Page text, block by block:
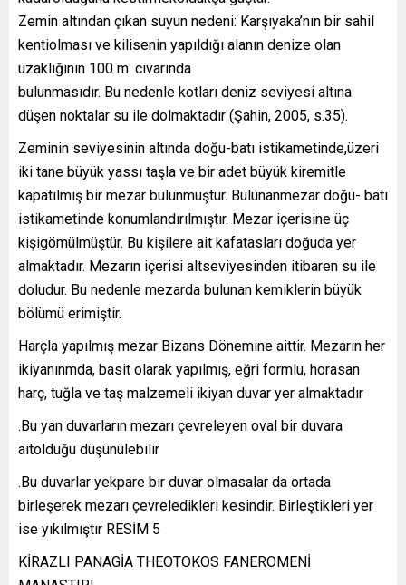
Zemin altından çıkan suyun nedeni: Karşıyaka’nın bir sahil
kentiolması ve kilisenin yapıldığı alanın denize olan
uzaklığının 100 m. civarında
bulunmasıdır. Bu nedenle kotları deniz seviyesi altına
düşen noktalar su ile dolmaktadır (Şahin, 2005, s.35).
Zeminin seviyesinin altında doğu-batı istikametinde,üzeri
iki tane büyük yassı taşla ve bir adet büyük kiremitle
kapatılmış bir mezar bulunmuştur. Bulunanmezar doğu- batı
istikametinde konumlandırılmıştır. Mezar içerisine üç
kişigömülmüştür. Bu kişilere ait kafatasları doğuda yer
almaktadır. Mezarın içerisi altseviyesinden itibaren su ile
doludur. Bu nedenle mezarda bulunan kemiklerin büyük
bölümü erimiştir.
Harçla yapılmış mezar Bizans Dönemine aittir. Mezarın her
ikiyanınmda, basit olarak yapılmış, eğri formlu, horasan
harç, tuğla ve taş malzemeli ikiyan duvar yer almaktadır
.Bu yan duvarların mezarı çevreleyen oval bir duvara
aitolduğu düşünülebilir
.Bu duvarlar yekpare bir duvar olmasalar da ortada
birleşerek mezarı çevreledikleri kesindir. Birleştikleri yer
ise yıkılmıştır RESİM 5
KİRAZLI PANAGİA THEOTOKOS FANEROMENİ